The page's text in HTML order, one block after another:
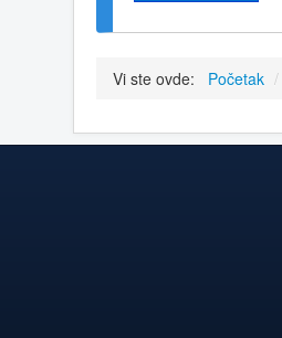
Vi ste ovde: Početak /